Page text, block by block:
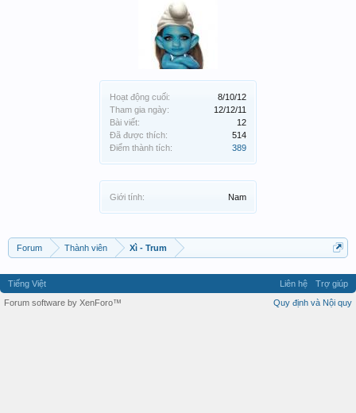
Hoạt động cuối:
8/10/12
Tham gia ngày:
12/12/11
Bài viết:
12
Đã được thích:
514
Điểm thành tích:
389
Giới tính: Nam
Forum Thành viên Xì - Trum
Tiếng Việt Liên hệ
Trợ giúp
Quy định và Nội quy
Forum software by XenForo™